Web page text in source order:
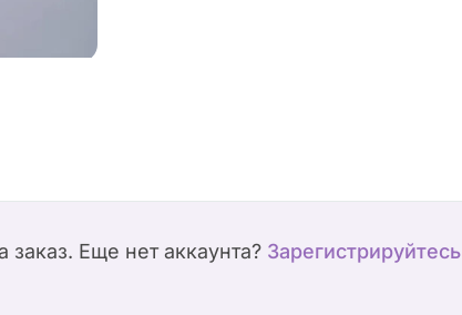
заказ. Еще нет аккаунта? Зарегистрируйтесь